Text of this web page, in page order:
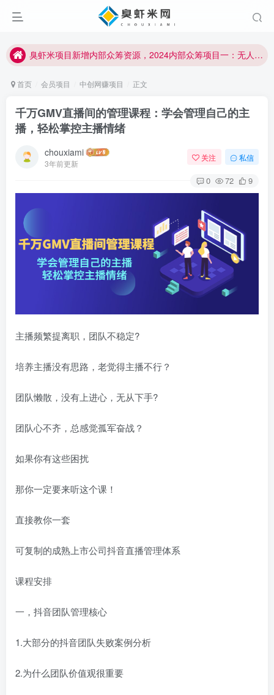
臭虾米项目新增内部众筹资源，2024内部众筹项目一：无人直播，价值1980元
臭虾米项目新增内部众筹资源，2024内部众筹项目一：无人直播，价值1980元
首页 会员项目 中创网赚项目 正文
千万GMV直播间的管理课程：学会管理自己的主
播，轻松掌控主播情绪
chouxiami
3年前更新
关注 私信
0 72 9
主播频繁提离职，团队不稳定?
培养主播没有思路，老觉得主播不行？
团队懒散，没有上进心，无从下手?
团队心不齐，总感觉孤军奋战？
如果你有这些困扰
那你一定要来听这个课！
直接教你一套
可复制的成熟上市公司抖音直播管理体系
课程安排
一，抖音团队管理核心
1.大部分的抖音团队失败案例分析
2.为什么团队价值观很重要